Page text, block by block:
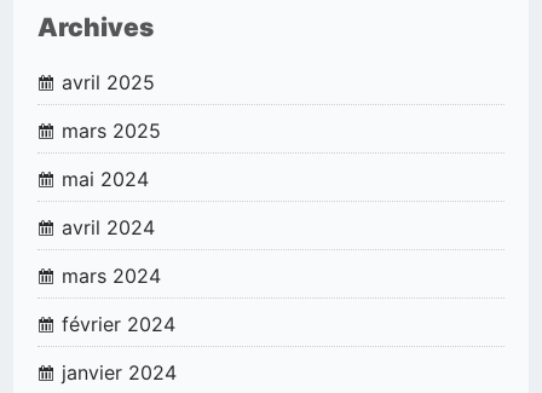
Archives
avril 2025
mars 2025
mai 2024
avril 2024
mars 2024
février 2024
janvier 2024